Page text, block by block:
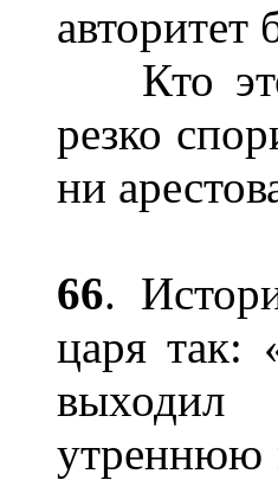
авторитет
Кто
резко
ни
66.
царя так:
выходил
утреннюю